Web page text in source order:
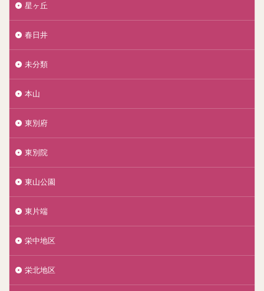
星ヶ丘
春日井
未分類
本山
東別府
東別院
東山公園
東片端
栄中地区
栄北地区